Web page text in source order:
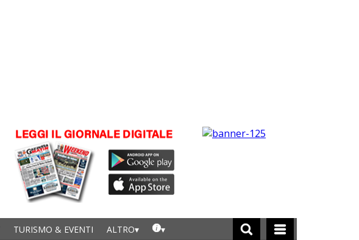
TURISMO & EVENTI ALTRO